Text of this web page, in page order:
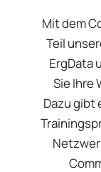
Mit dem
Teil
ErgData
Sie Ihre
Dazu gibt